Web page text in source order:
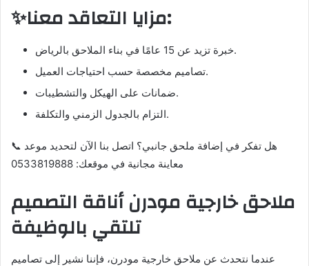
✨مزايا التعاقد معنا:
خبرة تزيد عن 15 عامًا في بناء الملاحق بالرياض.
تصاميم مخصصة حسب احتياجات العميل.
ضمانات على الهيكل والتشطيبات.
التزام بالجدول الزمني والتكلفة.
📞 هل تفكر في إضافة ملحق جانبي؟ اتصل بنا الآن لتحديد موعد
معاينة مجانية في موقعك: 0533819888
ملاحق خارجية مودرن أناقة التصميم
تلتقي بالوظيفة
عندما نتحدث عن ملاحق خارجية مودرن، فإننا نشير إلى تصاميم